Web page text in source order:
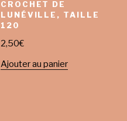
CROCHET DE
LUNÉVILLE, TAILLE
120
2,50€
Ajouter au panier